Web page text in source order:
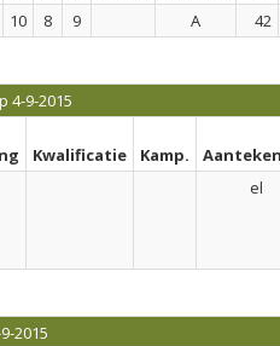
10 8 9 A 42
9-2015
Kwalificatie Kamp.
el
2015